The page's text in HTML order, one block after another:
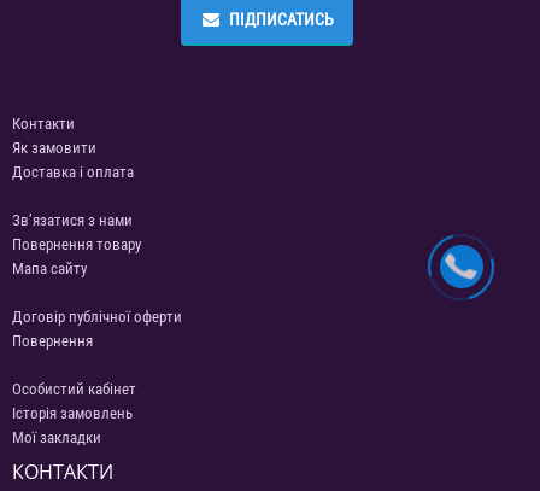
ПІДПИСАТИСЬ
Контакти
Як замовити
Доставка і оплата
Зв’язатися з нами
Повернення товару
Мапа сайту
Договір публічної оферти
Повернення
Особистий кабінет
Історія замовлень
Мої закладки
КОНТАКТИ